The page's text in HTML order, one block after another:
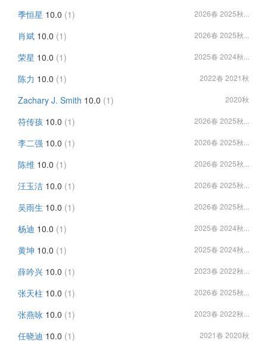
季恒星 10.0 (1) 2026春 2025秋...
肖斌 10.0 (1) 2026春 2025秋...
荣星 10.0 (1) 2025春 2024秋...
陈力 10.0 (1) 2022春 2021秋
Zachary J. Smith 10.0 (1) 2020秋
符传孩 10.0 (1) 2026春 2025秋...
李二强 10.0 (1) 2026春 2025秋...
陈维 10.0 (1) 2026春 2025秋...
汪玉洁 10.0 (1) 2026春 2025秋...
吴雨生 10.0 (1) 2026春 2025秋...
杨迪 10.0 (1) 2025春 2024秋...
黄坤 10.0 (1) 2025春 2024秋...
薛吟兴 10.0 (1) 2023春 2022秋...
张天柱 10.0 (1) 2026春 2025秋...
张燕咏 10.0 (1) 2023春 2022秋...
任晓迪 10.0 (1) 2021春 2020秋